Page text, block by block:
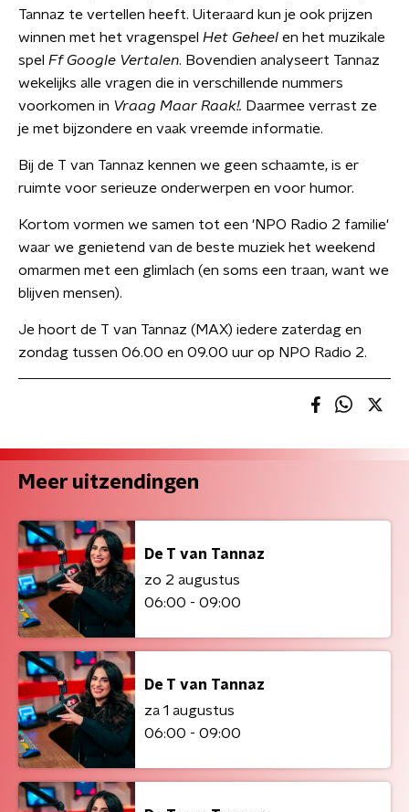
Tannaz te vertellen heeft. Uiteraard kun je ook prijzen
winnen met het vragenspel Het Geheel en het muzikale
spel Ff Google Vertalen. Bovendien analyseert Tannaz
wekelijks alle vragen die in verschillende nummers
voorkomen in Vraag Maar Raak!. Daarmee verrast ze
je met bijzondere en vaak vreemde informatie.
Bij de T van Tannaz kennen we geen schaamte, is er
ruimte voor serieuze onderwerpen en voor humor.
Kortom vormen we samen tot een 'NPO Radio 2 familie'
waar we genietend van de beste muziek het weekend
omarmen met een glimlach (en soms een traan, want we
blijven mensen).
Je hoort de T van Tannaz (MAX) iedere zaterdag en
zondag tussen 06.00 en 09.00 uur op NPO Radio 2.
Meer uitzendingen
De T van Tannaz
zo 2 augustus
06:00 - 09:00
De T van Tannaz
za 1 augustus
06:00 - 09:00